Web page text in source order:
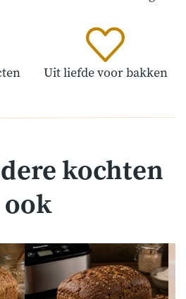
Uit liefde voor bakken
kochten
ook